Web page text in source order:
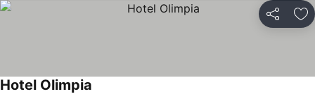
Partilhar
Hotel Olimpia